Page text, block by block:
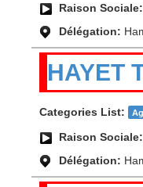
Raison Sociale:
Délégation:
HAYET
Categories List:
Raison Sociale:
Délégation: